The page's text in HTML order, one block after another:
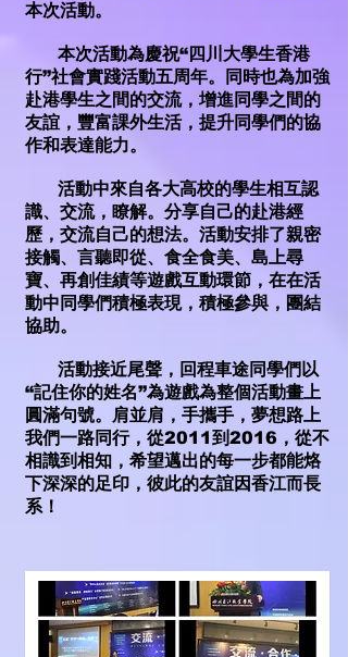
本次活動。
本次活動為慶祝“四川大學生香港
行”社會實踐活動五周年。同時也為加強
赴港學生之間的交流，增進同學之間的
友誼，豐富課外生活，提升同學們的協
作和表達能力。
活動中來自各大高校的學生相互認
識、交流，瞭解。分享自己的赴港經
歷，交流自己的想法。活動安排了親密
接觸、言聽即從、食全食美、島上尋
寶、再創佳績等遊戲互動環節，在在活
動中同學們積極表現，積極參與，團結
協助。
活動接近尾聲，回程車途同學們以
“記住你的姓名”為遊戲為整個活動畫上
圓滿句號。肩並肩，手攜手，夢想路上
我們一路同行，從2011到2016，從不
相識到相知，希望邁出的每一步都能烙
下深深的足印，彼此的友誼因香江而長
系！